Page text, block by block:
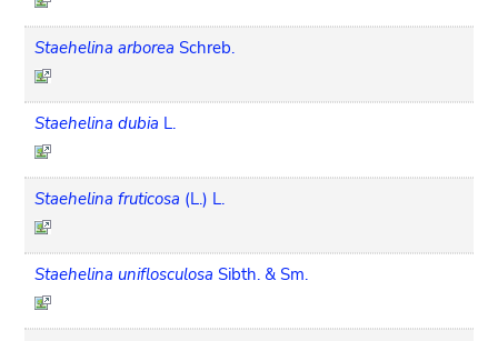
Staehelina arborea Schreb.
Staehelina dubia L.
Staehelina fruticosa (L.) L.
Staehelina uniflosculosa Sibth. & Sm.